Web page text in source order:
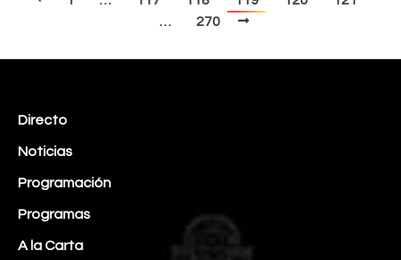
…
270
Directo
Noticias
Programación
Programas
A la Carta